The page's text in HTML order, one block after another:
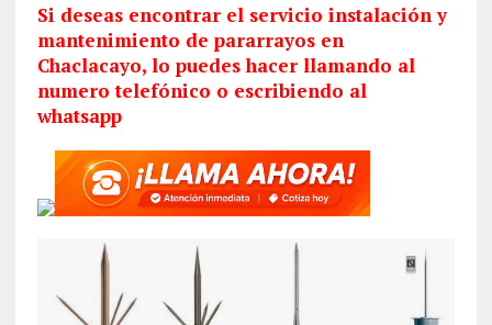
Si deseas encontrar el servicio instalacióny
mantenimiento de pararrayos en
Chaclacayo, lo puedes hacer llamando al
numero telefónico o escribiendo al
whatsapp